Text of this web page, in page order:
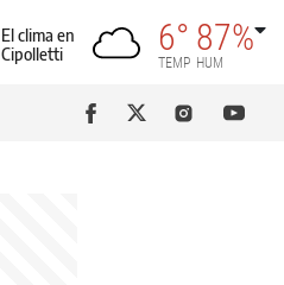
El clima en
Cipolletti
6°
TEMP
87%
HUM